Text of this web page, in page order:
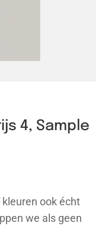
4, Sample
ook écht
we als geen